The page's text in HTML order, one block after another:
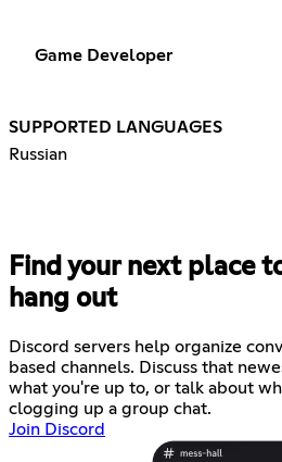
Game Developer
SUPPORTED LANGUAGES
Russian
Find your next place
hang out
Discord servers help organize
based channels. Discuss that
what you're up to, or talk about
clogging up a group chat.
Join Discord